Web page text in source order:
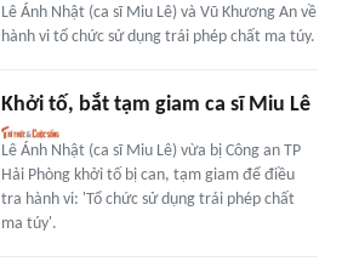
Lê Ánh Nhật (ca sĩ Miu Lê) và Vũ Khương An về
hành vi tổ chức sử dụng trái phép chất ma túy.
Khởi tố, bắt tạm giam ca sĩ Miu Lê
Lê Ánh Nhật (ca sĩ Miu Lê) vừa bị Công an TP
Hải Phòng khởi tố bị can, tạm giam để điều
tra hành vi: 'Tổ chức sử dụng trái phép chất
ma túy'.